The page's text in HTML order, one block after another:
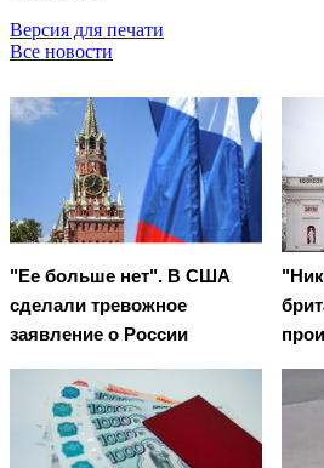
Версия для печати
Все новости
"Ее больше нет". В США
сделали тревожное
заявление о России